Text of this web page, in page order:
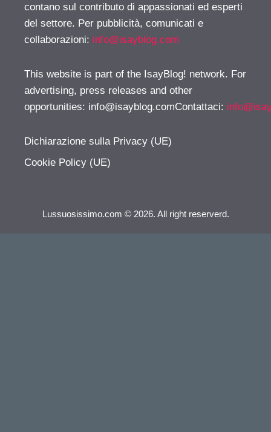
contano sul contributo di appassionati ed esperti
del settore. Per pubblicità, comunicati e
collaborazioni: info@isayblog.com
This website is part of the IsayBlog! network. For
advertising, press releases and other
opportunities: info@isayblog.comContattaci:
Dichiarazione sulla Privacy (UE)
Cookie Policy (UE)
Lussuosissimo.com © 2026. All right reserverd.